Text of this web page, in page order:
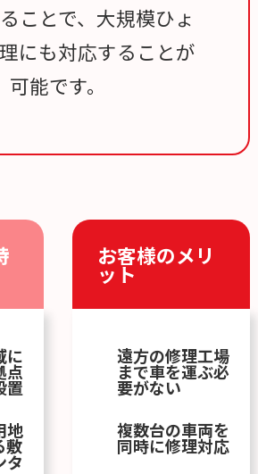
ことで、大規模ひょ
にも対応することが
可能です。
に
点
置
地
敷
タ
お客様のメリ
ット
遠方の修理工場
まで車を運ぶ必
要がない
複数台の車両を
同時に修理対応